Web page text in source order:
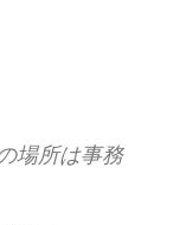
場所は事務